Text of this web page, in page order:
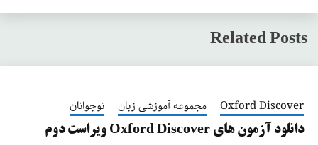
Related Posts
Oxford Discover مجموعه آموزشی زبان نوجوانان
دانلود آزمون های Oxford Discover ویراست دوم